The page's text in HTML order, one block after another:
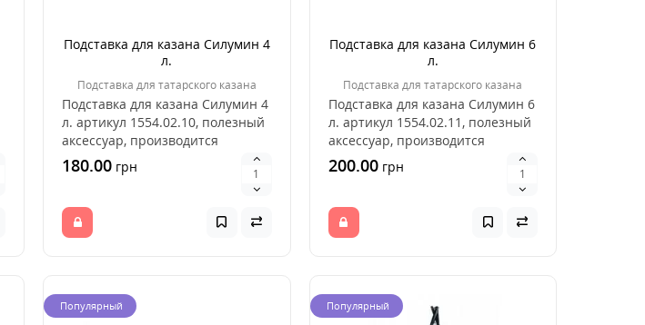
Подставка для казана Силумин 4
л.
Подставка для татарского казана
Подставка для казана Силумин 4
л. артикул 1554.02.10, полезный
аксессуар, производится
компанией Сил..
180.00 грн
Подставка для казана Силумин 6
л.
Подставка для татарского казана
Подставка для казана Силумин 6
л. артикул 1554.02.11, полезный
аксессуар, производится
компанией Сил..
200.00грн
Популярный Популярный